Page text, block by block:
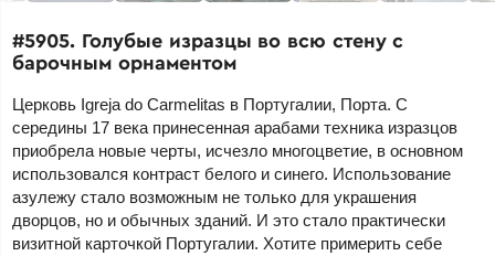
#5905. Голубые изразцы во всю стену с
барочным орнаментом
Церковь Igreja do Carmelitas в Португалии, Порта. С
середины 17 века принесенная арабами техника изразцов
приобрела новые черты, исчезло многоцветие, в основном
использовался контраст белого и синего. Использование
азулежу стало возможным не только для украшения
дворцов, но и обычных зданий. И это стало практически
визитной карточкой Португалии. Хотите примерить себе